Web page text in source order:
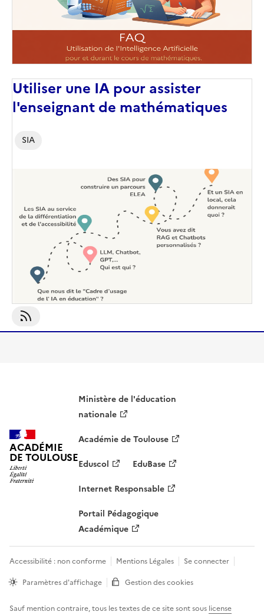
Utiliser une IA pour assister
l'enseignant de mathématiques
SIA
couverture
(conseillée)
S'abonner À SIA
ACADÉMIE
DE TOULOUSE
Ministère de l'éducation
nationale
Académie de Toulouse
Eduscol
EduBase
Internet Responsable
Portail Pédagogique
Académique
Accessibilité : non conforme Mentions Légales
Se connecter
Paramètres d'affichage
Gestion des cookies
Sauf mention contraire, tous les textes de ce site sont sous license